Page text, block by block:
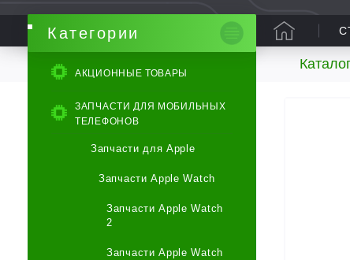
Каталог
Категории
АКЦИОННЫЕ ТОВАРЫ
ЗАПЧАСТИ ДЛЯ МОБИЛЬНЫХ
ТЕЛЕФОНОВ
Запчасти для Apple
Запчасти Apple Watch
Запчасти Apple Watch
2
Запчасти Apple Watch